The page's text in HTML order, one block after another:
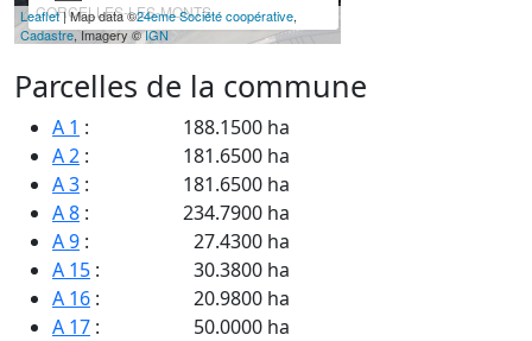
CORCELLES-LES-MONTS
Leaflet| Map data ©24eme Société coopérative,
Cadastre, Imagery ©IGN
Parcelles de la commune
A 1 :
188.1500 ha
A 2 :
181.6500 ha
A 3 :
181.6500 ha
A 8 :
234.7900 ha
A 9 :
27.4300 ha
A 15 :
30.3800 ha
A 16 :
20.9800 ha
A 17 :
50.0000 ha